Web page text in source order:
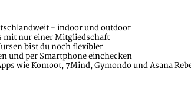
- indoor und outdoor
mit nur einer Mitgliedschaft
bist du noch flexibler
und per Smartphone einchecken
wie Komoot, 7Mind, Gymondo und Asana